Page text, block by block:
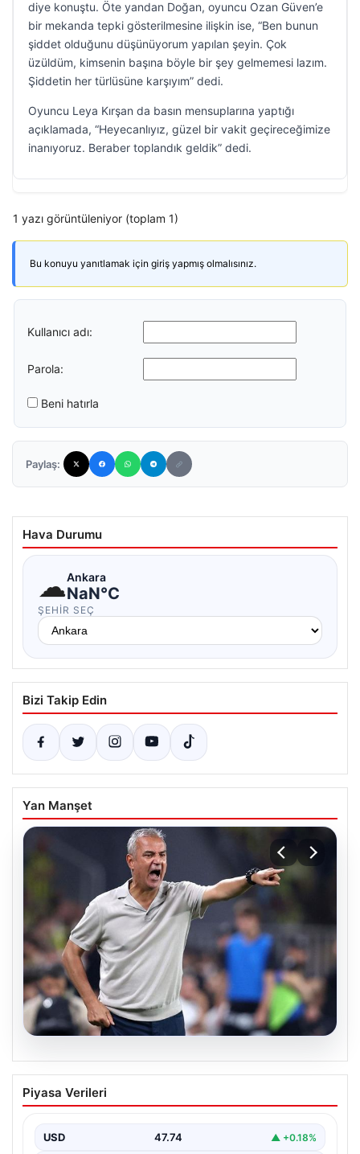
diye konuştu. Öte yandan Doğan, oyuncu Ozan Güven’e
bir mekanda tepki gösterilmesine ilişkin ise, “Ben bunun
şiddet olduğunu düşünüyorum yapılan şeyin. Çok
üzüldüm, kimsenin başına böyle bir şey gelmemesi lazım.
Şiddetin her türlüsüne karşıyım” dedi.
Oyuncu Leya Kırşan da basın mensuplarına yaptığı
açıklamada, “Heyecanlıyız, güzel bir vakit geçireceğimize
inanıyoruz. Beraber toplandık geldik” dedi.
1 yazı görüntüleniyor (toplam 1)
Bu konuyu yanıtlamak için giriş yapmış olmalısınız.
Kullanıcı adı:
Parola:
Beni hatırla
Paylaş:
Hava Durumu
☁Ankara
NaN°C
ŞEHIR SEÇ
Bizi Takip Edin
Yan Manşet
08.08.2026
Bu karara şaştı kaldı! İsmail Kartal’dan
talimat: Yıldız isme kapıyı gösterdi
Kartal'dan Kritik Talimat ve Transfer Hamleleri",
"content": "Fenerbahçe,…
Piyasa Verileri
USD 47.74 ▲ +0.18%